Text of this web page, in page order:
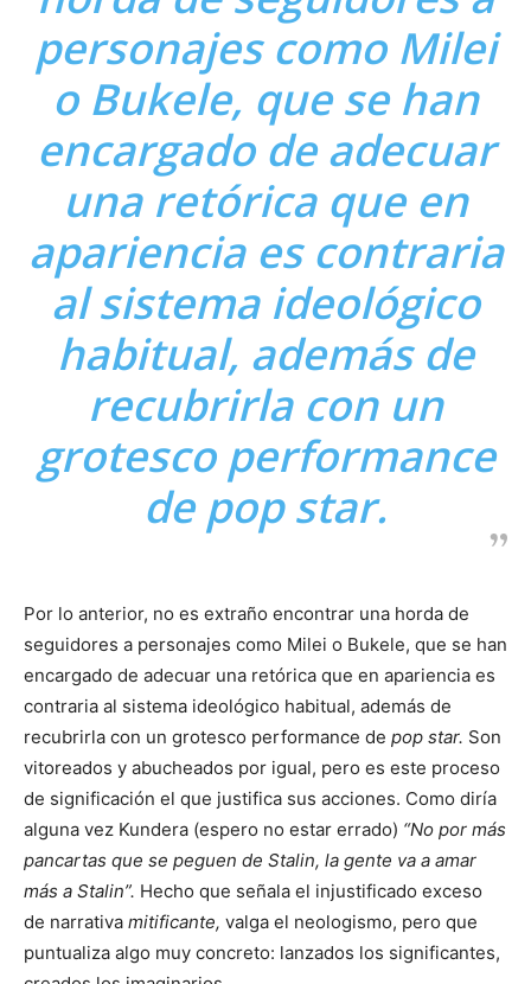
personajes como Milei
o Bukele, que se han
encargado de adecuar
una retórica que en
apariencia es contraria
al sistema ideológico
habitual, además de
recubrirla con un
grotesco performance
de pop star.
Por lo anterior, no es extraño encontrar una horda de
seguidores a personajes como Milei o Bukele, que se han
encargado de adecuar una retórica que en apariencia es
contraria al sistema ideológico habitual, además de
recubrirla con un grotesco performance de pop star. Son
vitoreados y abucheados por igual, pero es este proceso
de significación el que justifica sus acciones. Como diría
alguna vez Kundera (espero no estar errado) “No por más
pancartas que se peguen de Stalin, la gente va a amar
más a Stalin”. Hecho que señala el injustificado exceso
de narrativa mitificante, valga el neologismo, pero que
puntualiza algo muy concreto: lanzados los significantes,